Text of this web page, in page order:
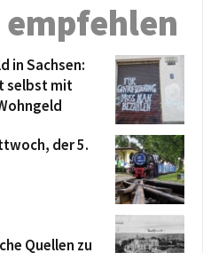
in Sachsen:
selbst mit
der 5.
Quellen zu